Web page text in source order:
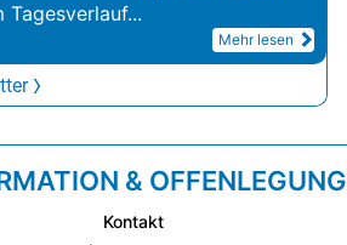
Tagesverlauf...
Mehr lesen
& OFFENLEGUNG
Kontakt